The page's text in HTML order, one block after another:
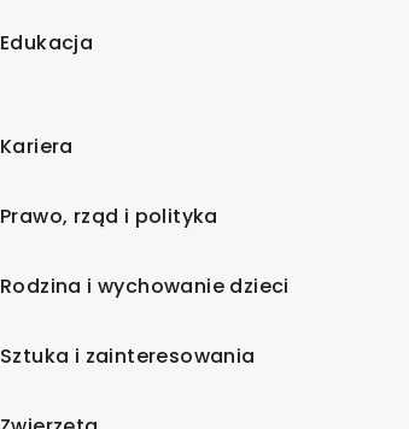
Edukacja
Kariera
Prawo, rząd i polityka
Rodzina i wychowanie dzieci
Sztuka i zainteresowania